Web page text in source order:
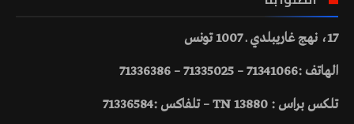
17، نهج غاريبلدي ـ 1007 تونس
الهاتف :71341066 – 71335025 – 71336386
تلكس براس : 13880 TN – تلفاكس :71336584